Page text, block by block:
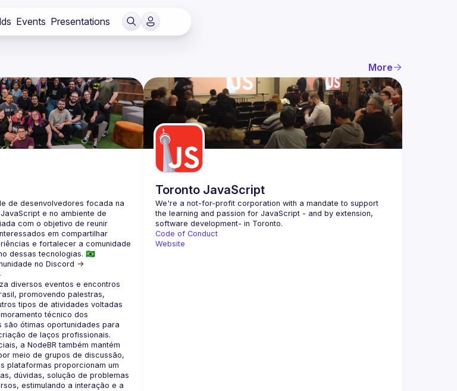
Events Presentations
More
de desenvolvedores focada na
e no ambiente de
com o objetivo de reunir
em compartilhar
e fortalecer a comunidade
no Discord ->
diversos eventos e encontros
promovendo palestras,
tipos de atividades voltadas
técnico dos
são ótimas oportunidades para
a NodeBR também mantém
meio de grupos de discussão,
plataformas proporcionam um
dúvidas, solução de problemas
estimulando a interação e a
Toronto JavaScript
We're a not-for-profit corporation with a mandate to support
the learning and passion for JavaScript - and by extension,
Code of Conduct
Website